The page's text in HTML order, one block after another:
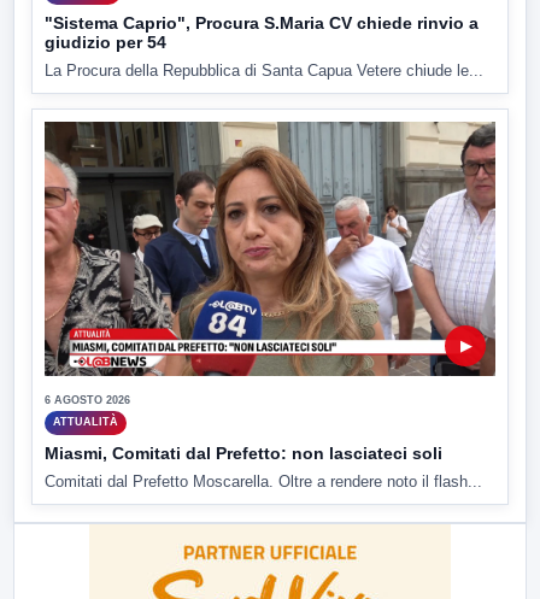
"Sistema Caprio", Procura S.Maria CV chiede rinvio a
giudizio per 54
La Procura della Repubblica di Santa Capua Vetere chiude le...
▶
6 AGOSTO 2026
ATTUALITÀ
Miasmi, Comitati dal Prefetto: non lasciateci soli
Comitati dal Prefetto Moscarella. Oltre a rendere noto il flash...